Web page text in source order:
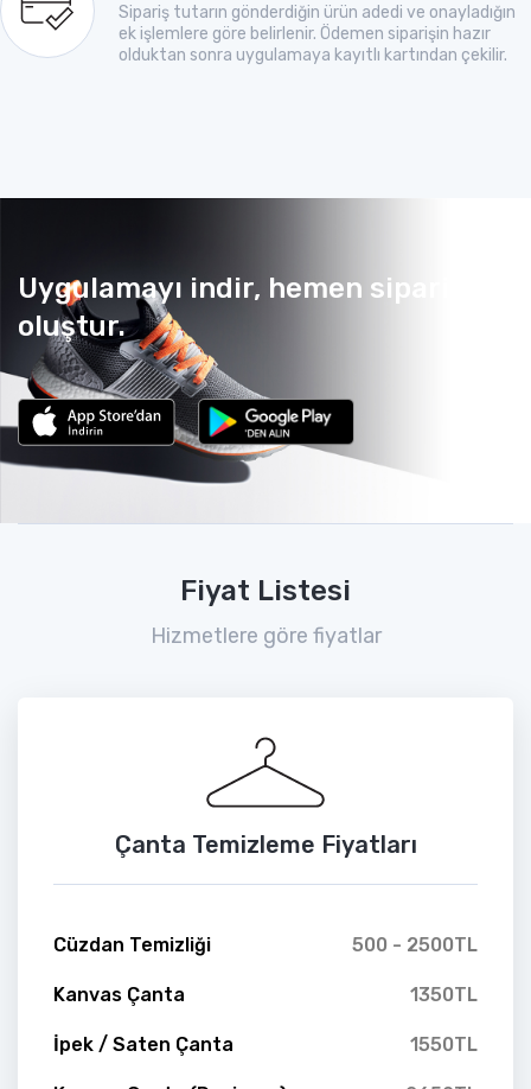
Sipariş tutarın gönderdiğin ürün adedi ve onayladığın
ek işlemlere göre belirlenir. Ödemen siparişin hazır
olduktan sonra uygulamaya kayıtlı kartından çekilir.
Uygulamayı indir, hemen sipariş
oluştur.
Fiyat Listesi
Hizmetlere göre fiyatlar
Çanta Temizleme Fiyatları
Cüzdan Temizliği 500 - 2500TL
Kanvas Çanta 1350TL
İpek / Saten Çanta 1550TL